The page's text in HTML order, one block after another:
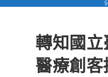
轉知國
醫療創